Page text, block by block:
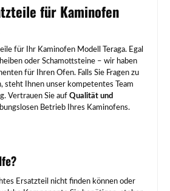
für Kaminofen
für Ihr Kaminofen Modell Teraga. Egal
oder Schamottsteine – wir haben
für Ihren Ofen. Falls Sie Fragen zu
steht Ihnen unser kompetentes Team
Vertrauen Sie auf Qualität und
Betrieb Ihres Kaminofens.
Ersatzteil nicht finden können oder